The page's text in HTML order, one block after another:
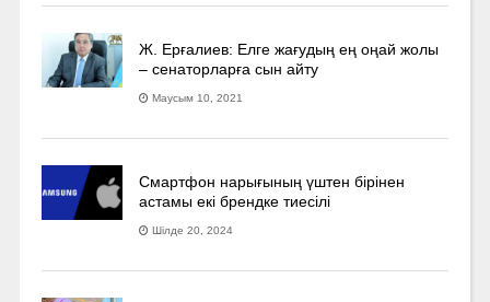
Ж. Ерғалиев: Елге жағудың ең оңай жолы
– сенаторларға сын айту
Маусым 10, 2021
Смартфон нарығының үштен бірінен
астамы екі брендке тиесілі
Шілде 20, 2024